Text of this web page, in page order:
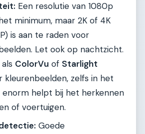
Een resolutie van 1080p
minimum, maar 2K of 4K
is aan te raden voor
Let ook op nachtzicht.
ColorVu of Starlight
kleurenbeelden, zelfs in het
enorm helpt bij het herkennen
of voertuigen.
Goede